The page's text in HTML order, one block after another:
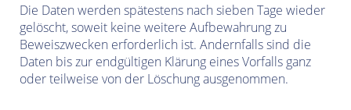
Die Daten werden spätestens nach sieben Tage wieder
gelöscht, soweit keine weitere Aufbewahrung zu
Beweiszwecken erforderlich ist. Andernfalls sind die
Daten bis zur endgültigen Klärung eines Vorfalls ganz
oder teilweise von der Löschung ausgenommen.